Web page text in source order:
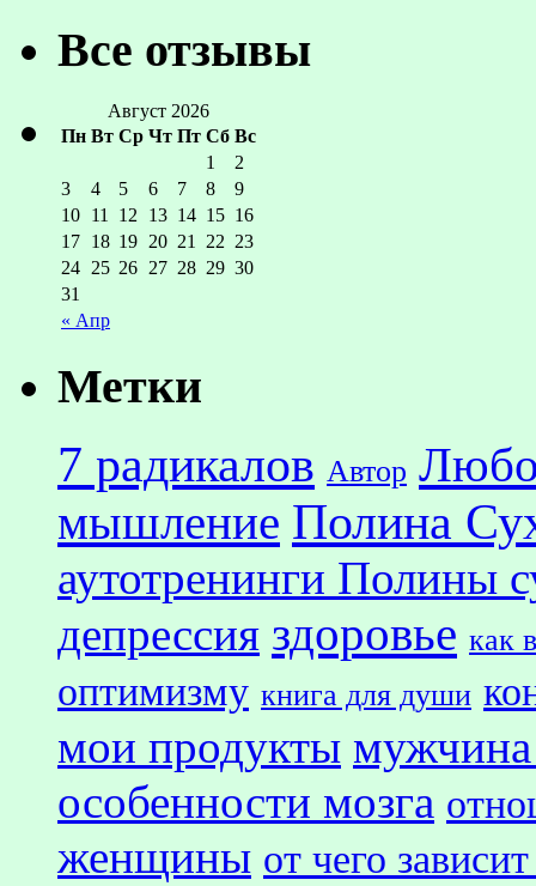
Все отзывы
Август 2026
Пн Вт Ср Чт Пт Сб Вс
« Апр
1
2
3
4 5 6 7 8
9
10 11 12 13 14 15 16
17 18 19 20 21 22 23
24 25 26 27 28 29 30
31
Метки
7 радикалов Автор
мышление Полина
аутотренинги Полины
депрессия здоровье как
оптимизму книга для души
мои продукты
особенности мозга
женщины от чего